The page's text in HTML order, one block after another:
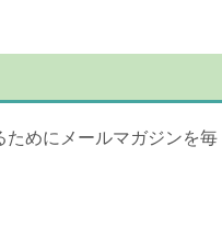
めにメールマガジンを毎